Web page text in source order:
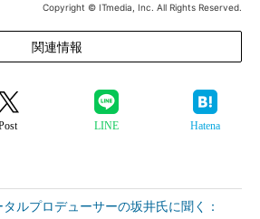
Copyright © ITmedia, Inc. All Rights Reserved.
関連情報
LINE Hatena
ルプロデューサーの坂井氏に聞く：